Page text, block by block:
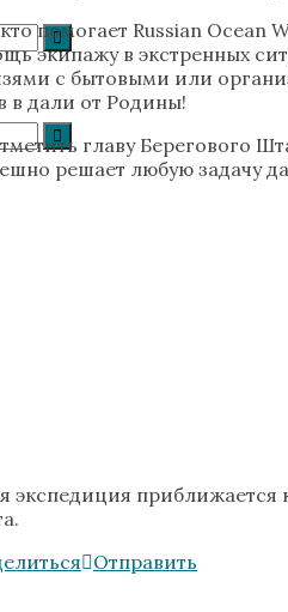
помогает Russian
экипажу в экстренных
с бытовыми или
в дали от Родины!
главу Берегового
решает любую задачу
экспедиция
Отправить